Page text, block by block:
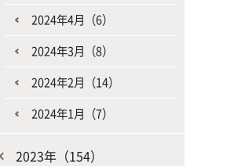
2024年4月（6）
2024年3月（8）
2024年2月（14）
2024年1月（7）
2023年（154）